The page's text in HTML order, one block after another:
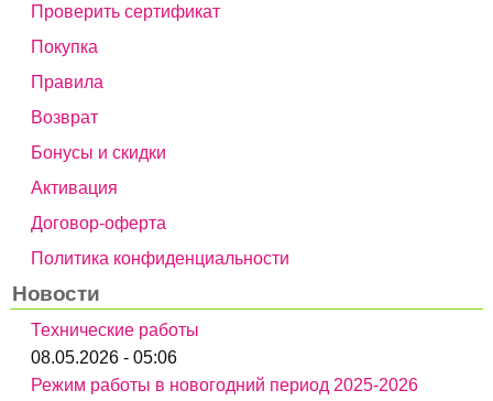
Проверить сертификат
Покупка
Правила
Возврат
Бонусы и скидки
Активация
Договор-оферта
Политика конфиденциальности
Новости
Технические работы
08.05.2026 - 05:06
Режим работы в новогодний период 2025-2026